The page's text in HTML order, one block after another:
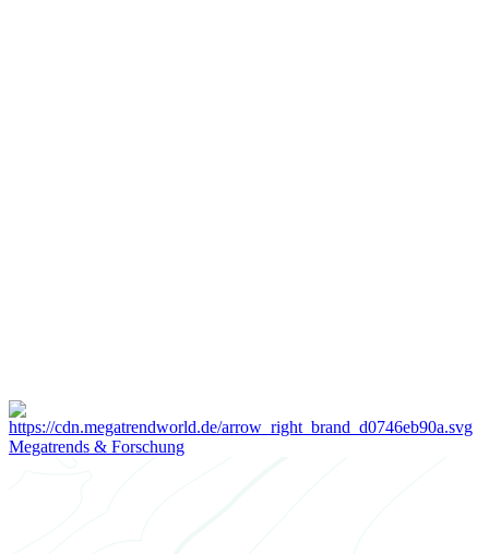
Megatrends & Forschung